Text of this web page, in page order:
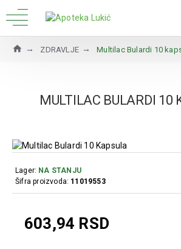
ZDRAVLJE Multilac Bulardi 10
MULTILAC BULARDI 10
603,94 RSD
Lager: NA STANJU
Šifra proizvoda: 11019553